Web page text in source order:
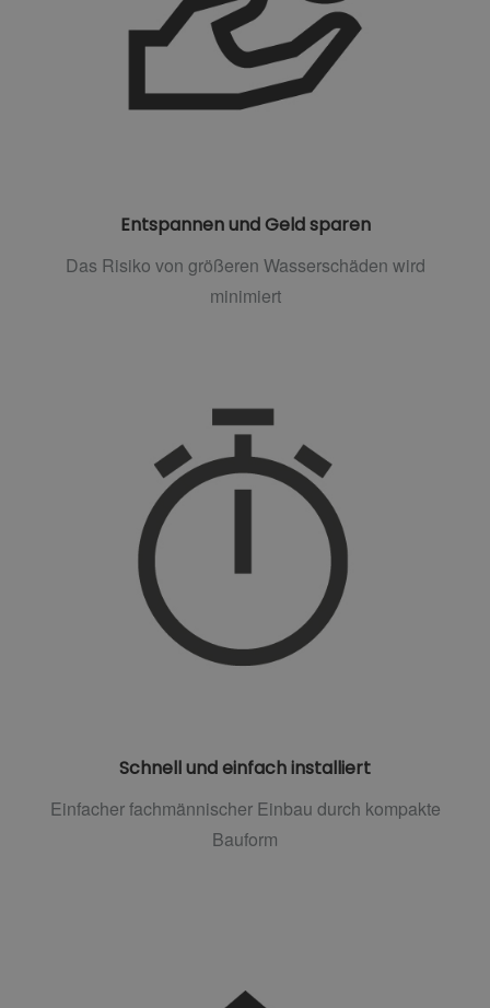
Entspannen und Geld sparen
Das Risiko von größeren Wasserschäden wird
minimiert
Schnell und einfach installiert
Einfacher fachmännischer Einbau durch kompakte
Bauform